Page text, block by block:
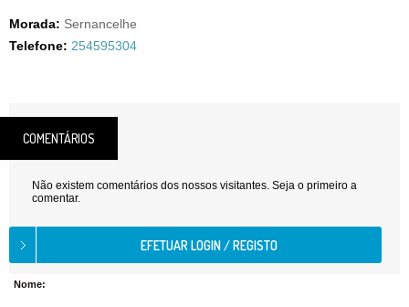
Morada: Sernancelhe
Telefone: 254595304
COMENTÁRIOS
Não existem comentários dos nossos visitantes. Seja o primeiro a
comentar.
Nome: